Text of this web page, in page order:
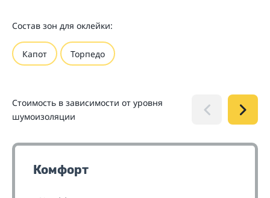
Состав зон для оклейки:
Капот Торпедо
Стоимость в зависимости от уровня
шумоизоляции
Комфорт